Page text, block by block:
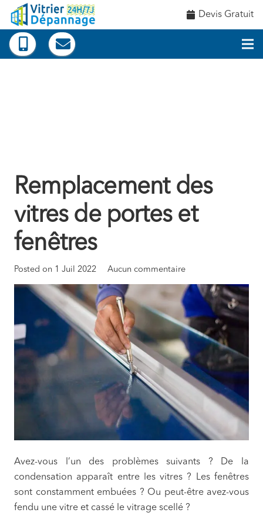
Devis Gratuit
Remplacement des
vitres de portes et
fenêtres
Posted on 1 Juil 2022 Aucun commentaire
Avez-vous l’un des problèmes suivants ? De la
condensation apparaît entre les vitres ? Les fenêtres
sont constamment embuées ? Ou peut-être avez-vous
fendu une vitre et cassé le vitrage scellé ?